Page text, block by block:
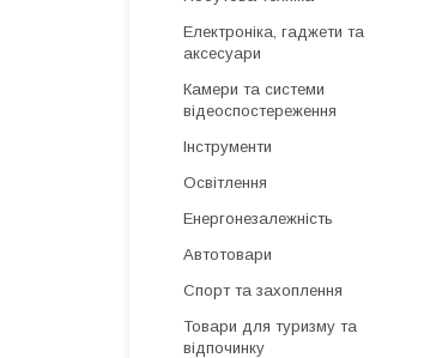
Електроніка, гаджети та
аксесуари
Камери та системи
відеоспостереження
Інструменти
Освітлення
Енергонезалежність
Автотовари
Спорт та захоплення
Товари для туризму та
відпочинку